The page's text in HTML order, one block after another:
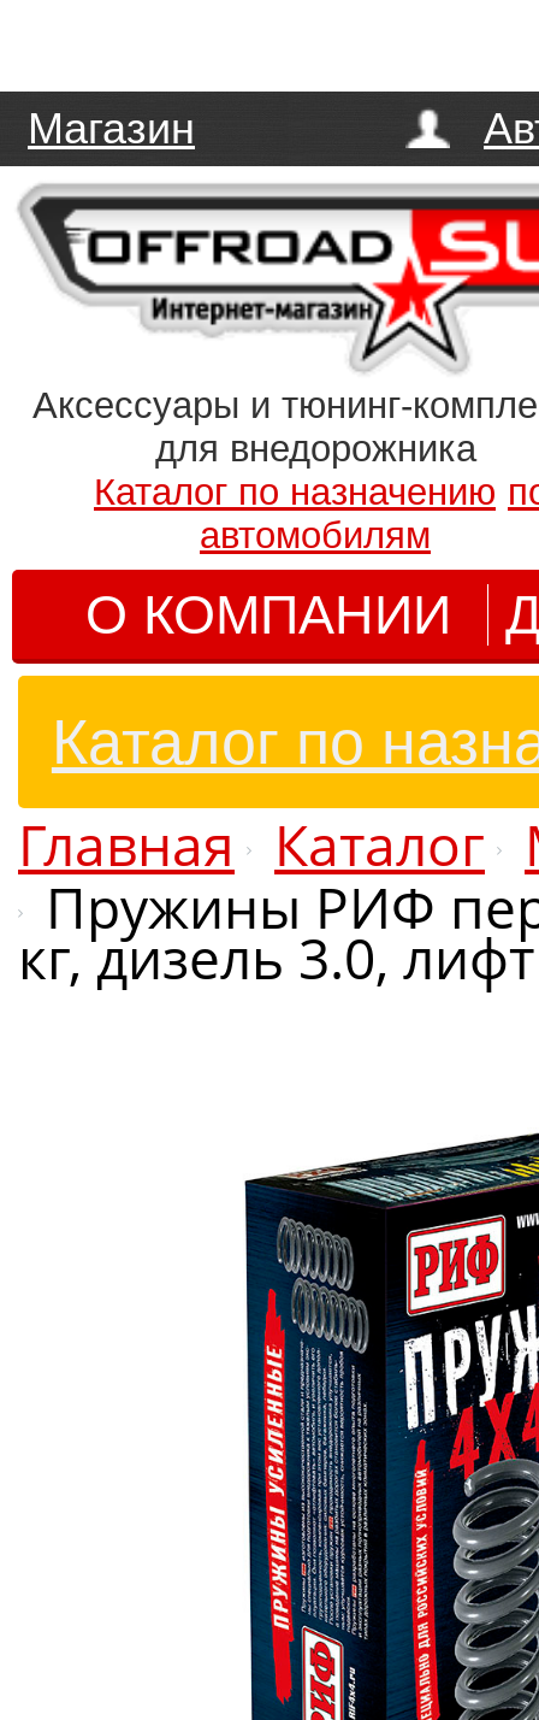
Магазин
Аксессуары и тюнинг-
для внедорожника
Каталог по назначению
автомобилям
О КОМПАНИИ
Каталог по
Главная Каталог
Пружины РИФ
кг, дизель 3.0,